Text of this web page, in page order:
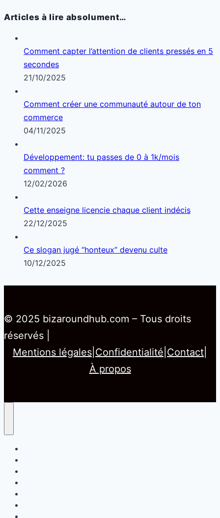
Articles à lire absolument…
Comment capter l’attention de clients pressés en 5
secondes
21/10/2025
Comment créer une communauté autour de ton
commerce
04/11/2025
Développement: tu passes de 0 à 1k/mois
comment ?
12/02/2026
Cette enseigne licencie chaque client indécis
22/12/2025
Ce slogan jugé “honteux” devenu culte
10/12/2025
© 2025 bizaroundhub.com – Tous droits
réservés |
Mentions légales Confidentialité Contact
À propos